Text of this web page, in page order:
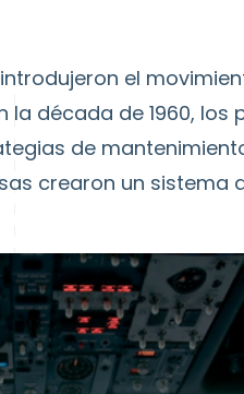
el
la década de 1960,
de
crearon un sistema